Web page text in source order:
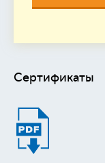
Сертификаты